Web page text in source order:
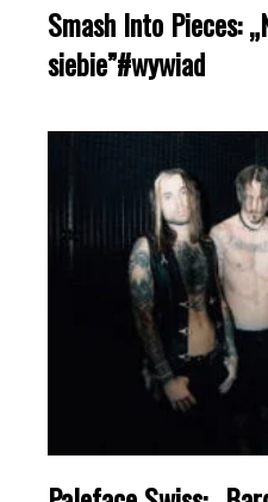
Smash Into Pieces:
siebie”#wywiad